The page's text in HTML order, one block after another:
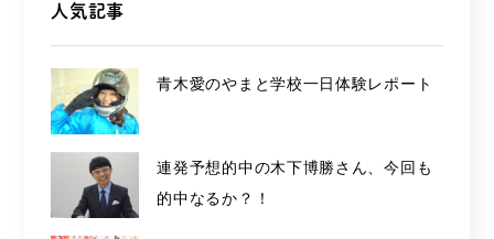
人気記事
青木愛のやまと学校一日体験レポート
連発予想的中の木下博勝さん、今回も
的中なるか？！